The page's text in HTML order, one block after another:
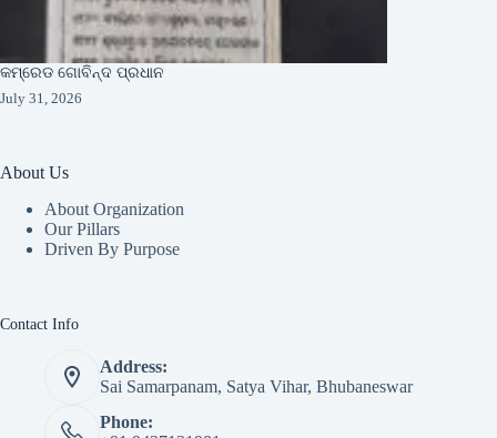
କମ୍ରେଡ ଗୋବିନ୍ଦ ପ୍ରଧାନ
July 31, 2026
About Us
About Organization
Our Pillars
Driven By Purpose​
Contact Info
Address:
Sai Samarpanam, Satya Vihar, Bhubaneswar
Phone: